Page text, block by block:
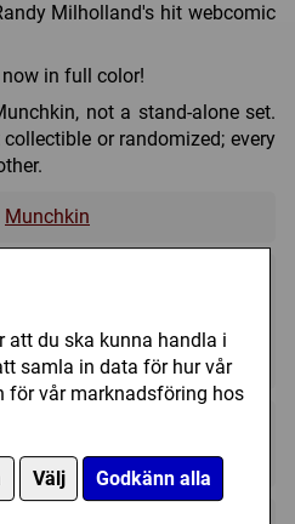
att du ska kunna handla i
samla in data för hur vår
för vår marknadsföring hos
Välj Godkänn alla
Milholland's hit webcomic
in full color!
not a stand-alone set.
or randomized; every
Munchkin
(min) 10+